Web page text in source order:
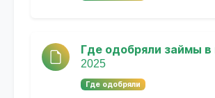
Где одобряли займы
2025
Где одобряли